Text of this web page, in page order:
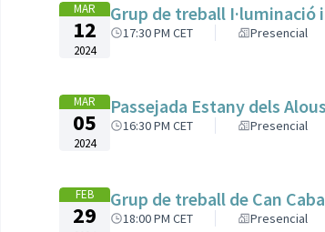
MAR
12
2024
Grup de treball I·luminació
17:30 PM CET Presencial
MAR
05
2024
Passejada Estany dels Alous
16:30 PM CET Presencial
FEB
29
Grup de treball de Can
18:00 PM CET Presencial